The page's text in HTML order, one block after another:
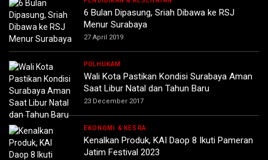
6 Bulan Dipasung, Sriah Dibawa ke RSJ
Menur Surabaya
27 April 2019
POLHUKAM
Wali Kota Pastikan Kondisi Surabaya Aman
Saat Libur Natal dan Tahun Baru
23 December 2017
EKONOMI & KESRA
Kenalkan Produk, KAI Daop 8 Ikuti Pameran
Jatim Festival 2023